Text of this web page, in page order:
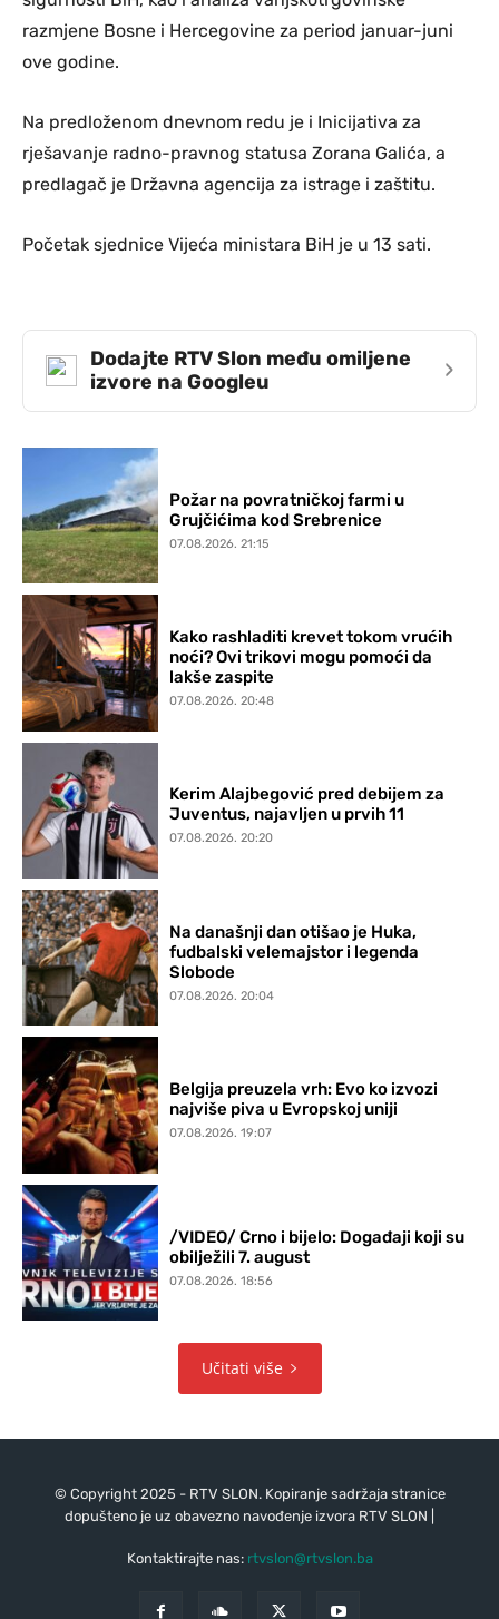
razmjene Bosne i Hercegovine za period januar-juni
ove godine.
Na predloženom dnevnom redu je i Inicijativa za
rješavanje radno-pravnog statusa Zorana Galića, a
predlagač je Državna agencija za istrage i zaštitu.
Početak sjednice Vijeća ministara BiH je u 13 sati.
Dodajte RTV Slon među omiljene
izvore na Googleu
›
Požar na povratničkoj farmi u
Grujčićima kod Srebrenice
07.08.2026. 21:15
Kako rashladiti krevet tokom vrućih
noći? Ovi trikovi mogu pomoći da
lakše zaspite
07.08.2026. 20:48
Kerim Alajbegović pred debijem za
Juventus, najavljen u prvih 11
07.08.2026. 20:20
Na današnji dan otišao je Huka,
fudbalski velemajstor i legenda
Slobode
07.08.2026. 20:04
Belgija preuzela vrh: Evo ko izvozi
najviše piva u Evropskoj uniji
07.08.2026. 19:07
/VIDEO/ Crno i bijelo: Događaji koji su
obilježili 7. august
07.08.2026. 18:56
Učitati više
© Copyright 2025 - RTV SLON. Kopiranje sadržaja stranice
dopušteno je uz obavezno navođenje izvora RTV SLON |
Kontaktirajte nas: rtvslon@rtvslon.ba